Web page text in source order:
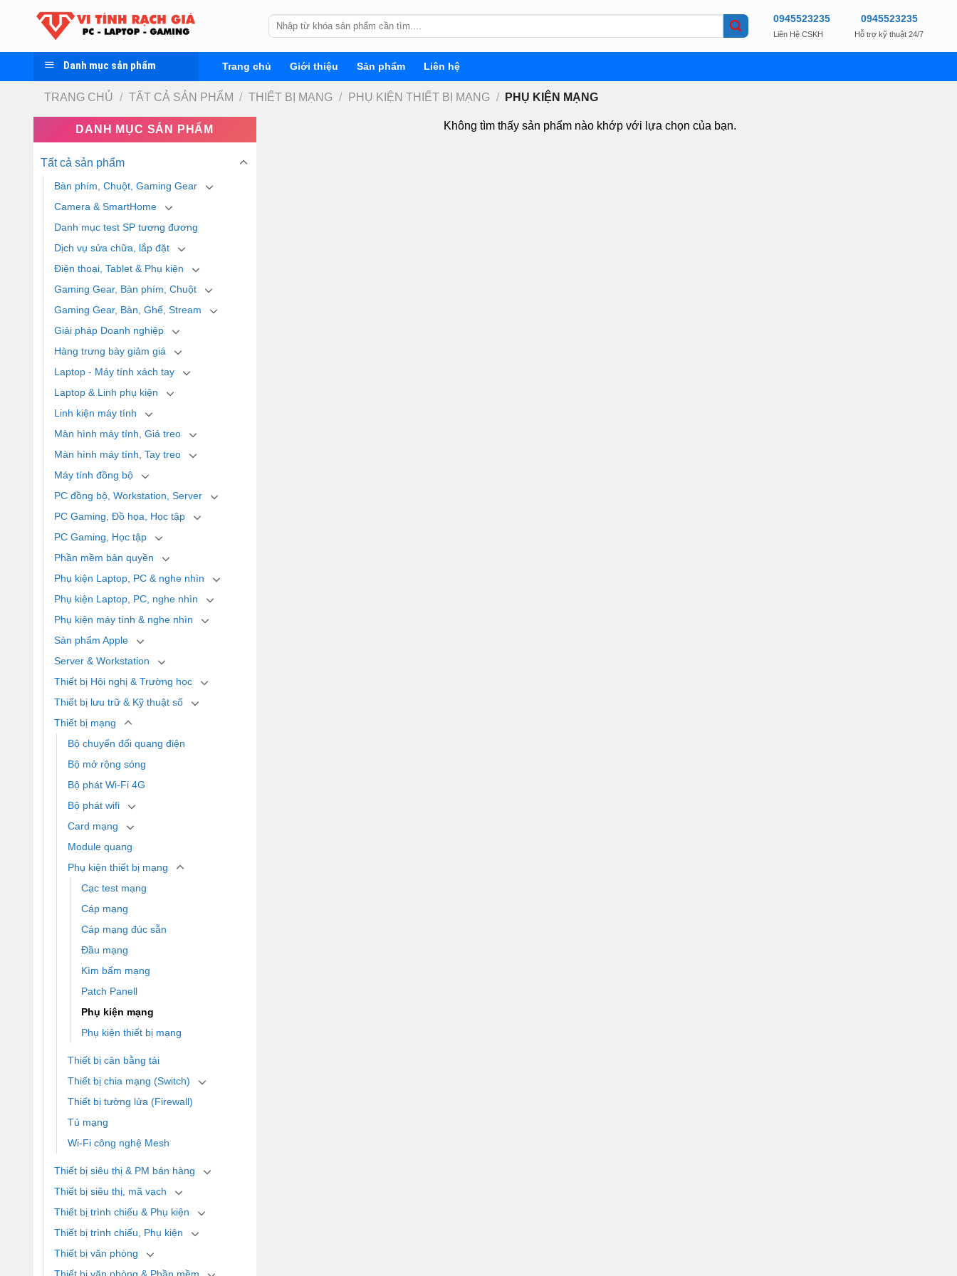
Tìm
kiếm:
0945523235
Liên Hệ CSKH
0945523235
Hỗ trợ kỹ thuật 24/7
Danh mục sản phẩm Trang chủ Giới thiệu Sản phẩm Liên hệ
TRANG CHỦ / TẤT CẢ SẢN PHẨM / THIẾT BỊ MẠNG / PHỤ KIỆN THIẾT BỊ MẠNG / PHỤ KIỆN MẠNG
DANH MỤC SẢN PHẨM
Tất cả sản phẩm
Bàn phím, Chuột, Gaming Gear
Camera & SmartHome
Danh mục test SP tương đương
Dịch vụ sửa chữa, lắp đặt
Điện thoại, Tablet & Phụ kiện
Gaming Gear, Bàn phím, Chuột
Gaming Gear, Bàn, Ghế, Stream
Giải pháp Doanh nghiệp
Hàng trưng bày giảm giá
Laptop - Máy tính xách tay
Laptop & Linh phụ kiện
Linh kiện máy tính
Màn hình máy tính, Giá treo
Màn hình máy tính, Tay treo
Máy tính đồng bộ
PC đồng bộ, Workstation, Server
PC Gaming, Đồ họa, Học tập
PC Gaming, Học tập
Phần mềm bản quyền
Phụ kiện Laptop, PC & nghe nhìn
Phụ kiện Laptop, PC, nghe nhìn
Phụ kiện máy tính & nghe nhìn
Sản phẩm Apple
Server & Workstation
Thiết bị Hội nghị & Trường học
Thiết bị lưu trữ & Kỹ thuật số
Thiết bị mạng
Bộ chuyển đổi quang điện
Bộ mở rộng sóng
Bộ phát Wi-Fi 4G
Bộ phát wifi
Card mạng
Module quang
Phụ kiện thiết bị mạng
Cạc test mạng
Cáp mạng
Cáp mạng đúc sẵn
Đầu mạng
Kìm bấm mạng
Patch Panell
Phụ kiện mạng
Phụ kiện thiết bị mạng
Thiết bị cân bằng tải
Thiết bị chia mạng (Switch)
Thiết bị tường lửa (Firewall)
Tủ mạng
Wi-Fi công nghệ Mesh
Thiết bị siêu thị & PM bán hàng
Thiết bị siêu thị, mã vạch
Thiết bị trình chiếu & Phụ kiện
Thiết bị trình chiếu, Phụ kiện
Thiết bị văn phòng
Không tìm thấy sản phẩm nào khớp với lựa chọn của bạn.